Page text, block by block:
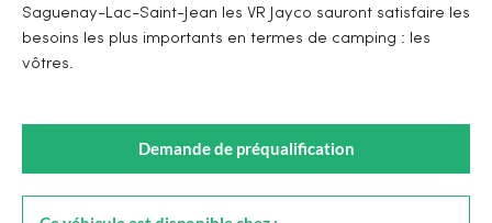
Saguenay-Lac-Saint-Jean les VR Jayco sauront satisfaire les
besoins les plus importants en termes de camping : les
vôtres.
Demande de préqualification